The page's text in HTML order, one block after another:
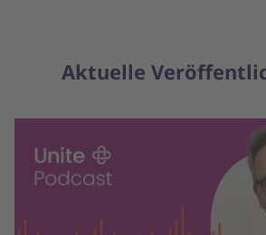
Aktuelle